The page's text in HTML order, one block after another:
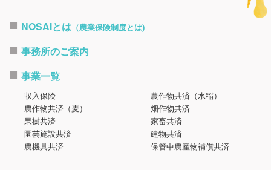
NOSAIとは （農業保険制度とは)
事務所のご案内
事業一覧
収入保険
農作物共済（水稲）
農作物共済（麦）
畑作物共済
果樹共済
家畜共済
園芸施設共済
建物共済
農機具共済
保管中農産物補償共済